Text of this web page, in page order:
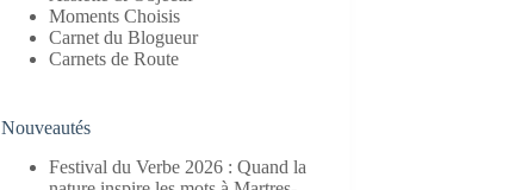
Moments Choisis
Carnet du Blogueur
Carnets de Route
Nouveautés
Festival du Verbe 2026 : Quand la